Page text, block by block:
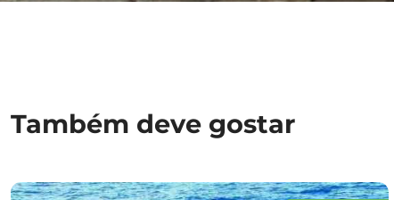
Também deve gostar